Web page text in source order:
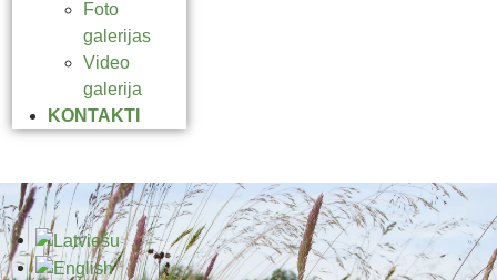
Foto
galerijas
Video
galerija
KONTAKTI